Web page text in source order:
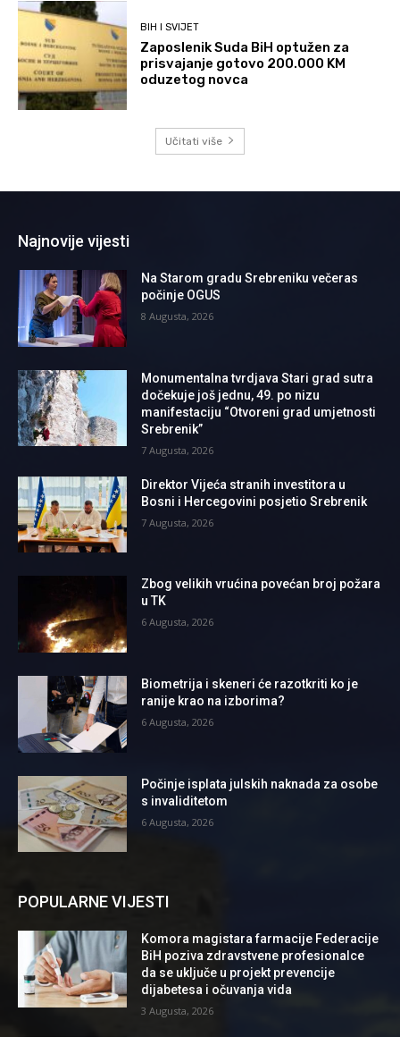
BIH I SVIJET
Zaposlenik Suda BiH optužen za
prisvajanje gotovo 200.000 KM
oduzetog novca
Učitati više
Najnovije vijesti
Na Starom gradu Srebreniku večeras
počinje OGUS
8 Augusta, 2026
Monumentalna tvrdjava Stari grad sutra
dočekuje još jednu, 49. po nizu
manifestaciju “Otvoreni grad umjetnosti
Srebrenik”
7 Augusta, 2026
Direktor Vijeća stranih investitora u
Bosni i Hercegovini posjetio Srebrenik
7 Augusta, 2026
Zbog velikih vrućina povećan broj požara
u TK
6 Augusta, 2026
Biometrija i skeneri će razotkriti ko je
ranije krao na izborima?
6 Augusta, 2026
Počinje isplata julskih naknada za osobe
s invaliditetom
6 Augusta, 2026
POPULARNE VIJESTI
Komora magistara farmacije Federacije
BiH poziva zdravstvene profesionalce
da se uključe u projekt prevencije
dijabetesa i očuvanja vida
3 Augusta, 2026